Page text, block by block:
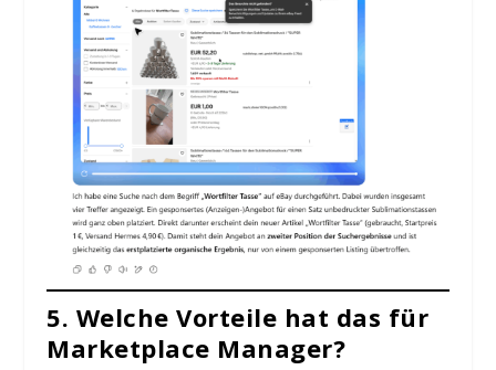
5. Welche Vorteile hat das für
Marketplace Manager?